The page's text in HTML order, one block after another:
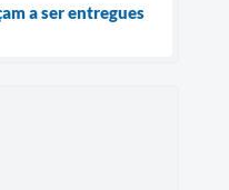
a ser entregues